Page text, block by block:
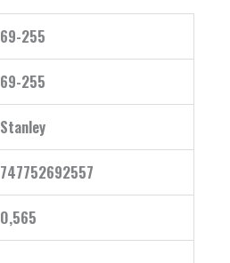
69-255
69-255
Stanley
747752692557
0,565